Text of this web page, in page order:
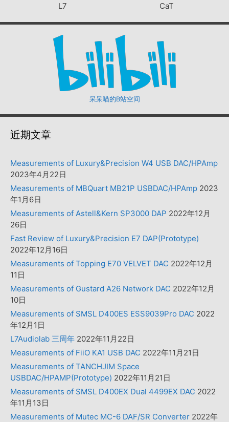
L7 CaT
呆呆喵的B站空间
近期文章
Measurements of Luxury&Precision W4 USB DAC/HPAmp
2023年4月22日
Measurements of MBQuart MB21P USBDAC/HPAmp 2023
年1月6日
Measurements of Astell&Kern SP3000 DAP 2022年12月
26日
Fast Review of Luxury&Precision E7 DAP(Prototype)
2022年12月16日
Measurements of Topping E70 VELVET DAC 2022年12月
11日
Measurements of Gustard A26 Network DAC 2022年12月
10日
Measurements of SMSL D400ES ESS9039Pro DAC 2022
年12月1日
L7Audiolab 三周年 2022年11月22日
Measurements of FiiO KA1 USB DAC 2022年11月21日
Measurements of TANCHJIM Space
USBDAC/HPAMP(Prototype) 2022年11月21日
Measurements of SMSL D400EX Dual 4499EX DAC 2022
年11月13日
Measurements of Mutec MC-6 DAF/SR Converter 2022年